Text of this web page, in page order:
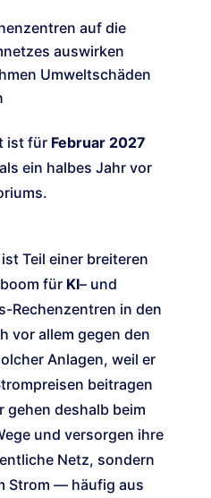
auf die
auswirken
Umweltschäden
ist für Februar 2027
ein halbes Jahr vor
Teil einer breiteren
für KI– und
Rechenzentren in den
vor allem gegen den
Anlagen, weil er
beitragen
gehen deshalb beim
und versorgen ihre
Netz, sondern
Strom — häufig aus